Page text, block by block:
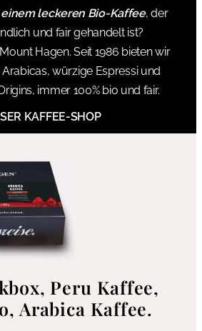
leckeren Bio-Kaffee, der
und fair gehandelt ist?
Hagen. Seit 1986 bieten wir
würzige Espressi und
immer 100% bio und fair.
KAFFEE-SHOP
Peru Kaffee,
Arabica Kaffee.